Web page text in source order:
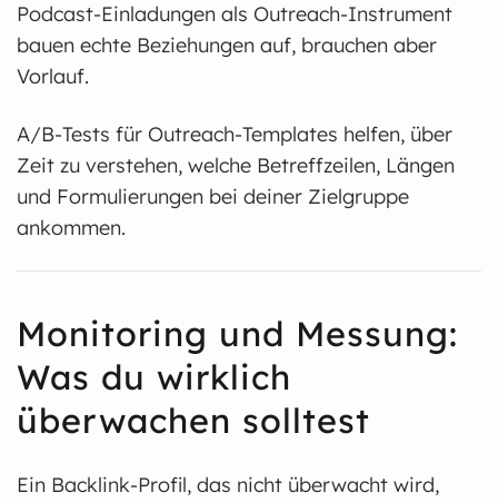
Podcast-Einladungen als Outreach-Instrument
bauen echte Beziehungen auf, brauchen aber
Vorlauf.
A/B-Tests für Outreach-Templates helfen, über
Zeit zu verstehen, welche Betreffzeilen, Längen
und Formulierungen bei deiner Zielgruppe
ankommen.
Monitoring und Messung:
Was du wirklich
überwachen solltest
Ein Backlink-Profil, das nicht überwacht wird,